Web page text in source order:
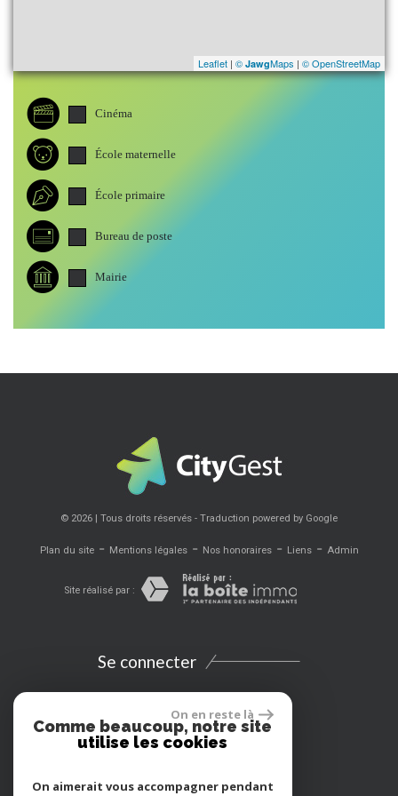
Leaflet | © JawgMaps | © OpenStreetMap
Cinéma
École maternelle
École primaire
Bureau de poste
Mairie
© 2026 | Tous droits réservés - Traduction powered by Google
Plan du site- Mentions légales- Nos honoraires- Liens- Admin
Site réalisé par :
Se connecter
Espace propriétaires
Extranet
On en reste là
Comme beaucoup, notre site
utilise les cookies
On aimerait vous accompagner pendant